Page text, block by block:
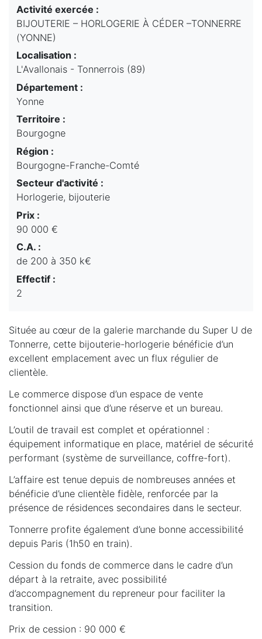
Activité exercée :
BIJOUTERIE – HORLOGERIE À CÉDER –TONNERRE
(YONNE)
Localisation :
L'Avallonais - Tonnerrois (89)
Département :
Yonne
Territoire :
Bourgogne
Région :
Bourgogne-Franche-Comté
Secteur d'activité :
Horlogerie, bijouterie
Prix :
90 000 €
C.A. :
de 200 à 350 k€
Effectif :
2
Située au cœur de la galerie marchande du Super U de
Tonnerre, cette bijouterie-horlogerie bénéficie d’un
excellent emplacement avec un flux régulier de
clientèle.
Le commerce dispose d’un espace de vente
fonctionnel ainsi que d’une réserve et un bureau.
L’outil de travail est complet et opérationnel :
équipement informatique en place, matériel de sécurité
performant (système de surveillance, coffre-fort).
L’affaire est tenue depuis de nombreuses années et
bénéficie d’une clientèle fidèle, renforcée par la
présence de résidences secondaires dans le secteur.
Tonnerre profite également d’une bonne accessibilité
depuis Paris (1h50 en train).
Cession du fonds de commerce dans le cadre d’un
départ à la retraite, avec possibilité
d’accompagnement du repreneur pour faciliter la
transition.
Prix de cession : 90 000 €